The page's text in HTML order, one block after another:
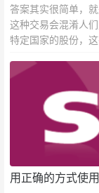
答案其实很简单，
这种交易会混淆人
特定国家的股份，
用正确的方式使